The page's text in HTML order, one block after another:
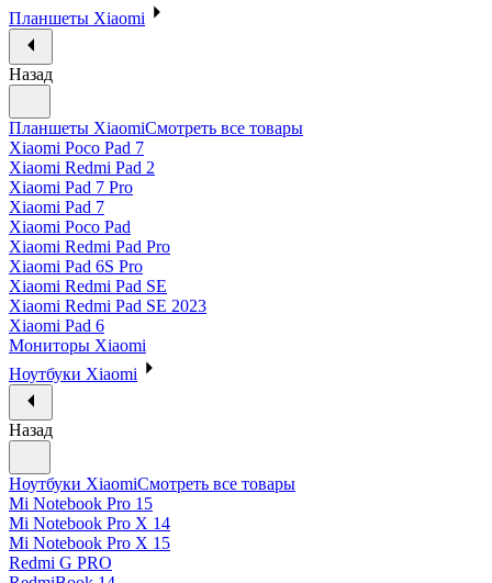
Планшеты Xiaomi
Назад
Планшеты XiaomiСмотреть все товары
Xiaomi Poco Pad 7
Xiaomi Redmi Pad 2
Xiaomi Pad 7 Pro
Xiaomi Pad 7
Xiaomi Poco Pad
Xiaomi Redmi Pad Pro
Xiaomi Pad 6S Pro
Xiaomi Redmi Pad SE
Xiaomi Redmi Pad SE 2023
Xiaomi Pad 6
Мониторы Xiaomi
Ноутбуки Xiaomi
Назад
Ноутбуки XiaomiСмотреть все товары
Mi Notebook Pro 15
Mi Notebook Pro X 14
Mi Notebook Pro X 15
Redmi G PRO